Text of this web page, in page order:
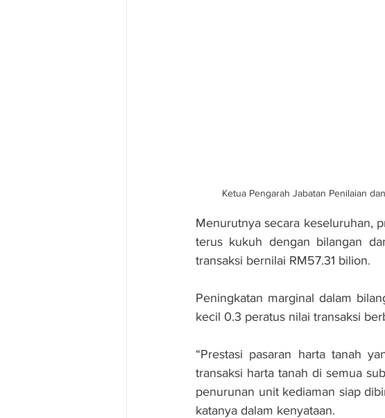
Ketua Pengarah Jabatan Penilaian
Menurutnya secara keseluruhan,
terus kukuh dengan bilangan
transaksi bernilai RM57.31 bilion.
Peningkatan marginal dalam
kecil 0.3 peratus nilai transaksi
“Prestasi pasaran harta tanah
transaksi harta tanah di semua
penurunan unit kediaman siap
katanya dalam kenyataan.